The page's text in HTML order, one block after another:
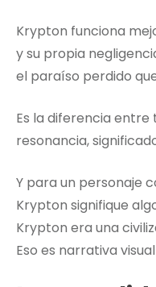
Krypton funciona
y su propia
el paraíso perdido
Es la diferencia entre
resonancia,
Y para un personaje
Krypton signifique
Krypton era una
Eso es narrativa